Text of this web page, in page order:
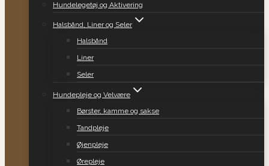
Hundelegetøj og Aktivering
Halsbånd, Liner og Seler
Halsbånd
Liner
Seler
Hundepleje og Velvære
Børster, kamme og sakse
Tandpleje
Øjenpleje
Ørepleje